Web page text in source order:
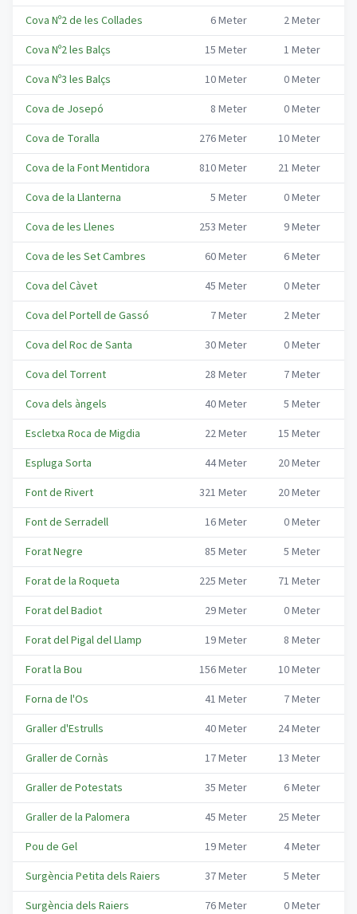
Cova Nº2 de les Collades
6Meter 2Meter
Cova Nº2 les Balçs
15 Meter 1 Meter
Cova Nº3 les Balçs
10Meter 0Meter
Cova de Josepó
8 Meter 0Meter
Cova de Toralla
276Meter 10Meter
Cova de la Font Mentidora
810Meter 21 Meter
Cova de la Llanterna
5 Meter 0Meter
Cova de les Llenes
253 Meter 9Meter
Cova de les Set Cambres
60Meter 6Meter
Cova del Càvet
45 Meter 0Meter
Cova del Portell de Gassó
7Meter 2Meter
Cova del Roc de Santa
30Meter 0Meter
Cova del Torrent
28 Meter 7Meter
Cova dels àngels
40Meter 5 Meter
Escletxa Roca de Migdia
22Meter 15 Meter
Espluga Sorta
44Meter 20Meter
Font de Rivert
321 Meter 20Meter
Font de Serradell
16Meter 0Meter
Forat Negre
85 Meter 5 Meter
Forat de la Roqueta
225 Meter 71 Meter
Forat del Badiot
29Meter 0Meter
Forat del Pigal del Llamp
19Meter 8 Meter
Forat la Bou
156Meter 10Meter
Forna de l'Os
41 Meter 7Meter
Graller d'Estrulls
40Meter 24Meter
Graller de Cornàs
17Meter 13 Meter
Graller de Potestats
35 Meter 6Meter
Graller de la Palomera
45 Meter 25 Meter
Pou de Gel
19Meter 4Meter
Surgència Petita dels Raiers
37Meter 5 Meter
Surgència dels Raiers
76Meter 0Meter